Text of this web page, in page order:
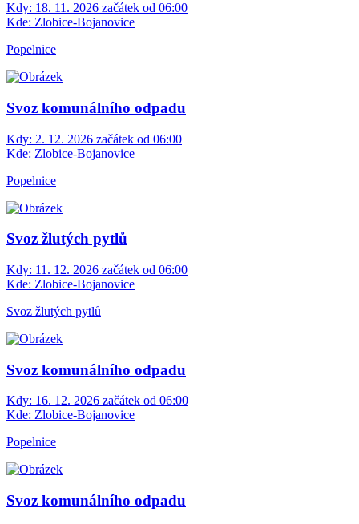
Kdy: 18. 11. 2026 začátek od 06:00
Kde: Zlobice-Bojanovice
Popelnice
Svoz komunálního odpadu
Kdy: 2. 12. 2026 začátek od 06:00
Kde: Zlobice-Bojanovice
Popelnice
Svoz žlutých pytlů
Kdy: 11. 12. 2026 začátek od 06:00
Kde: Zlobice-Bojanovice
Svoz žlutých pytlů
Svoz komunálního odpadu
Kdy: 16. 12. 2026 začátek od 06:00
Kde: Zlobice-Bojanovice
Popelnice
Svoz komunálního odpadu